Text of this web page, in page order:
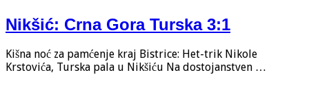
Nikšić: Crna Gora Turska 3:1
Kišna noć za pamćenje kraj Bistrice: Het-trik Nikole
Krstovića, Turska pala u Nikšiću Na dostojanstven …